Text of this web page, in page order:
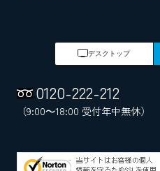
デスクトップ
0120-222-212
（9:00～18:00 受付年中無休）